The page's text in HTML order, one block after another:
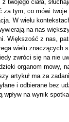
z twojego ciała,
za tym, co mówi twoje
W wielu
na nas
Większość z nas,
wielu znaczących
zwróci się na nie
organom mowy,
artykuł ma za
i odbierane bez
wpływ na wynik